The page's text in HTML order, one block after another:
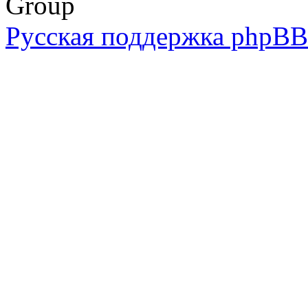
Русская поддержка phpBB